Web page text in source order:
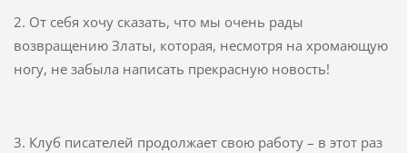
2. От себя хочу сказать, что мы очень рады
возвращению Златы, которая, несмотря на хромающую
ногу, не забыла написать прекрасную новость!
3. Клуб писателей продолжает свою работу – в этот раз